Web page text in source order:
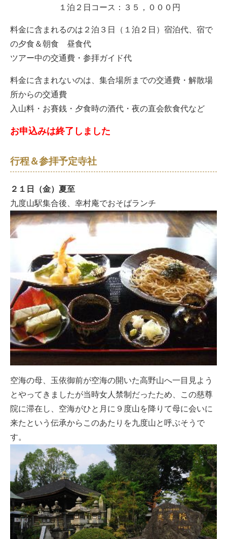
１泊２日コース：３５，０００円
料金に含まれるのは２泊３日（１泊２日）宿泊代、宿で
の夕食＆朝食 昼食代
ツアー中の交通費・参拝ガイド代
料金に含まれないのは、集合場所までの交通費・解散場
所からの交通費
入山料・お賽銭・夕食時の酒代・夜の直会飲食代など
お申込みは終了しました
行程＆参拝予定寺社
２１日（金）夏至
九度山駅集合後、幸村庵でおそばランチ
空海の母、玉依御前が空海の開いた高野山へ一目見よう
とやってきましたが当時女人禁制だったため、この慈尊
院に滞在し、空海がひと月に９度山を降りて母に会いに
来たという伝承からこのあたりを九度山と呼ぶそうで
す。